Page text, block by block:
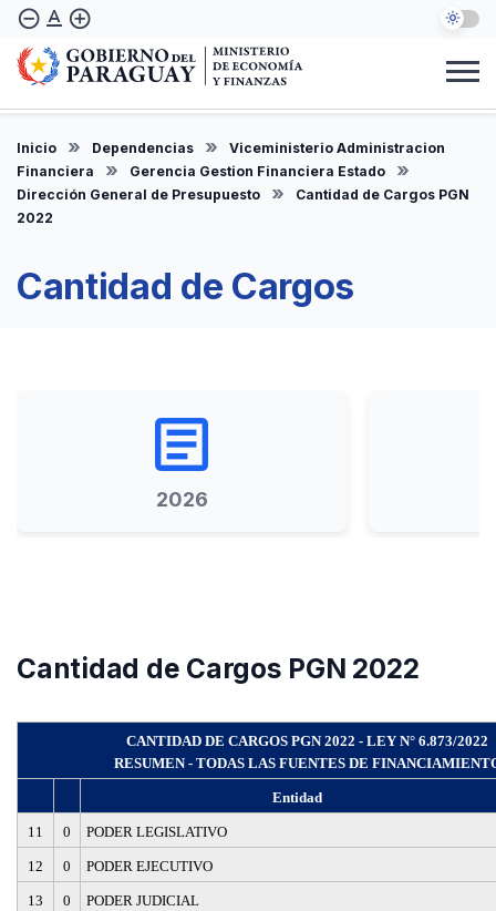
Pasar
contenido
principal
remove_circle_outline text_format add_circle_outline
Inicio Dependencias
Viceministerio Administracion
Financiera
Gerencia Gestion Financiera Estado
Dirección General de Presupuesto
Cantidad de Cargos PGN
2022
Cantidad de Cargos
article
2026
Cantidad de Cargos PGN 2022
CANTIDAD DE CARGOS PGN 2022 - LEY N° 6.873/2022
RESUMEN - TODAS LAS FUENTES DE
Entidad
11 0 PODER LEGISLATIVO
12 0 PODER EJECUTIVO
13 0 PODER JUDICIAL